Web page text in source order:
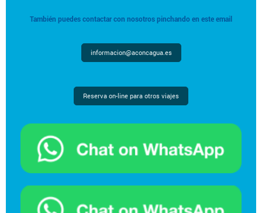
También puedes contactar con nosotros pinchando en este email
informacion@aconcagua.es
Reserva on-line para otros viajes